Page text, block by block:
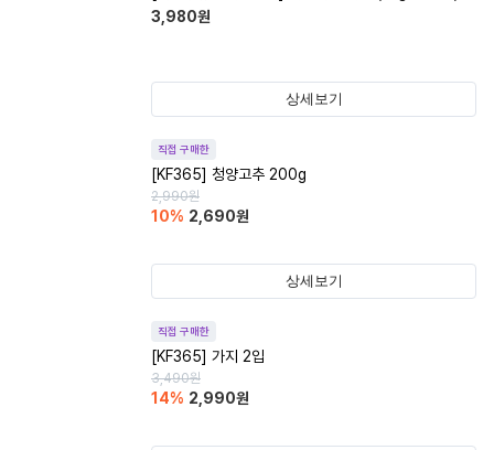
3,980원
상세보기
직접 구매한
[KF365] 청양고추 200g
2,990원
10% 2,690원
상세보기
직접 구매한
[KF365] 가지 2입
3,490원
14% 2,990원